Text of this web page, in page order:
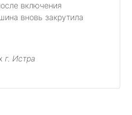
включения
вновь закрутила
г. Истра